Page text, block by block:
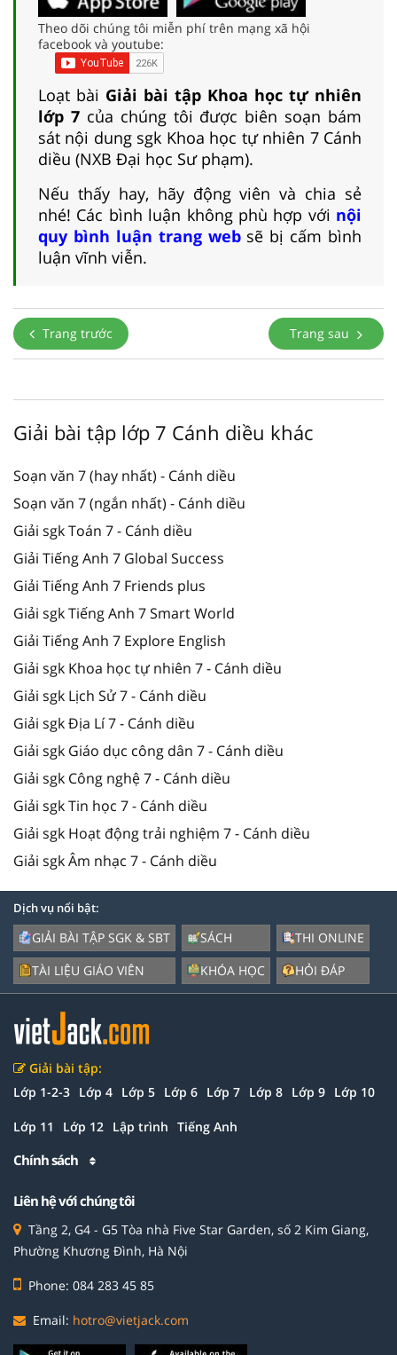
Theo dõi chúng tôi miễn phí trên mạng xã hội
facebook và youtube:
Loạt bài Giải bài tập Khoa học tự nhiên
lớp 7của chúng tôi được biên soạn bám
sát nội dung sgk Khoa học tự nhiên 7 Cánh
diều (NXB Đại học Sư phạm).
Nếu thấy hay, hãy động viên và chia sẻ
nhé! Các bình luận không phù hợp với nội
quy bình luận trang websẽ bị cấm bình
luận vĩnh viễn.
Trang trước Trang sau
Giải bài tập lớp 7 Cánh diều khác
Soạn văn 7 (hay nhất) - Cánh diều
Soạn văn 7 (ngắn nhất) - Cánh diều
Giải sgk Toán 7 - Cánh diều
Giải Tiếng Anh 7 Global Success
Giải Tiếng Anh 7 Friends plus
Giải sgk Tiếng Anh 7 Smart World
Giải Tiếng Anh 7 Explore English
Giải sgk Khoa học tự nhiên 7 - Cánh diều
Giải sgk Lịch Sử 7 - Cánh diều
Giải sgk Địa Lí 7 - Cánh diều
Giải sgk Giáo dục công dân 7 - Cánh diều
Giải sgk Công nghệ 7 - Cánh diều
Giải sgk Tin học 7 - Cánh diều
Giải sgk Hoạt động trải nghiệm 7 - Cánh diều
Giải sgk Âm nhạc 7 - Cánh diều
Dịch vụ nổi bật:
GIẢI BÀI TẬP SGK & SBT
TÀI LIỆU GIÁO VIÊN
SÁCH
KHÓA HỌC
THI ONLINE
HỎI ĐÁP
Giải bài tập:
Lớp 1-2-3 Lớp 4 Lớp 5 Lớp 6 Lớp 7 Lớp 8 Lớp 9 Lớp 10
Lớp 11 Lớp 12 Lập trình Tiếng Anh
Chính sách
Liên hệ với chúng tôi
Tầng 2, G4 - G5 Tòa nhà Five Star Garden, số 2 Kim Giang,
Phường Khương Đình, Hà Nội
Phone: 084 283 45 85
Email: hotro@vietjack.com